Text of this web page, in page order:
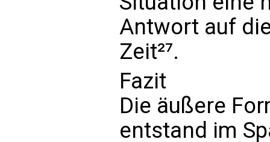
Antwort auf
Zeit²⁷.
Fazit
Die äußere
entstand im